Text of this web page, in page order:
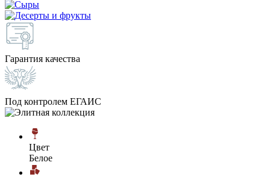
Гарантия качества
Под контролем ЕГАИС
Цвет
Белое